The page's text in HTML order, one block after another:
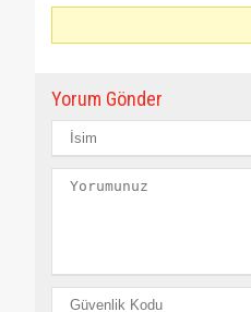
Yorum Gönder